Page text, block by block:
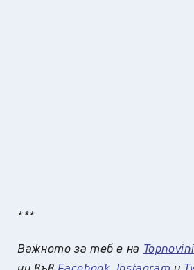
***
Важното за теб е на